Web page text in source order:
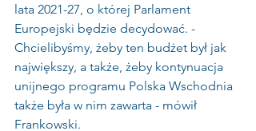
lata 2021-27, o której Parlament
Europejski będzie decydować. -
Chcielibyśmy, żeby ten budżet był jak
największy, a także, żeby kontynuacja
unijnego programu Polska Wschodnia
także była w nim zawarta - mówił
Frankowski.